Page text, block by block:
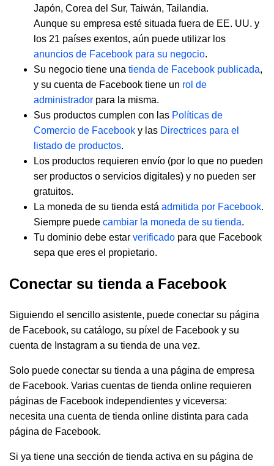
Japón, Corea del Sur, Taiwán, Tailandia.
Aunque su empresa esté situada fuera de EE. UU. y
los 21 países exentos, aún puede utilizar los
anuncios de Facebook para su negocio.
Su negocio tiene una tienda de Facebook publicada,
y su cuenta de Facebook tiene un rol de
administrador para la misma.
Sus productos cumplen con las Políticas de
Comercio de Facebook y las Directrices para el
listado de productos.
Los productos requieren envío (por lo que no pueden
ser productos o servicios digitales) y no pueden ser
gratuitos.
La moneda de su tienda está admitida por Facebook.
Siempre puede cambiar la moneda de su tienda.
Tu dominio debe estar verificado para que Facebook
sepa que eres el propietario.
Conectar su tienda a Facebook
Siguiendo el sencillo asistente, puede conectar su página
de Facebook, su catálogo, su píxel de Facebook y su
cuenta de Instagram a su tienda de una vez.
Solo puede conectar su tienda a una página de empresa
de Facebook. Varias cuentas de tienda online requieren
páginas de Facebook independientes y viceversa:
necesita una cuenta de tienda online distinta para cada
página de Facebook.
Si ya tiene una sección de tienda activa en su página de